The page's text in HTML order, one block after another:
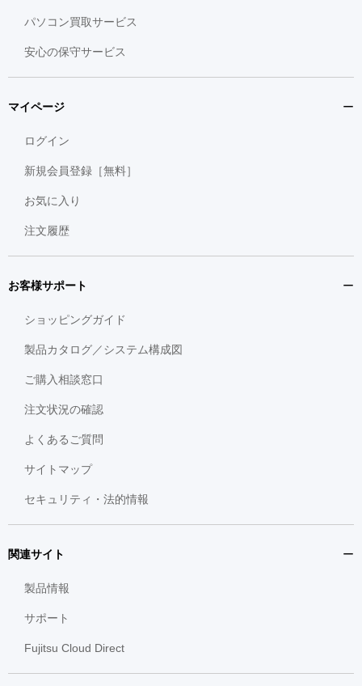
パソコン買取サービス
安心の保守サービス
マイページ
ログイン
新規会員登録［無料］
お気に入り
注文履歴
お客様サポート
ショッピングガイド
製品カタログ／システム構成図
ご購入相談窓口
注文状況の確認
よくあるご質問
サイトマップ
セキュリティ・法的情報
関連サイト
製品情報
サポート
Fujitsu Cloud Direct